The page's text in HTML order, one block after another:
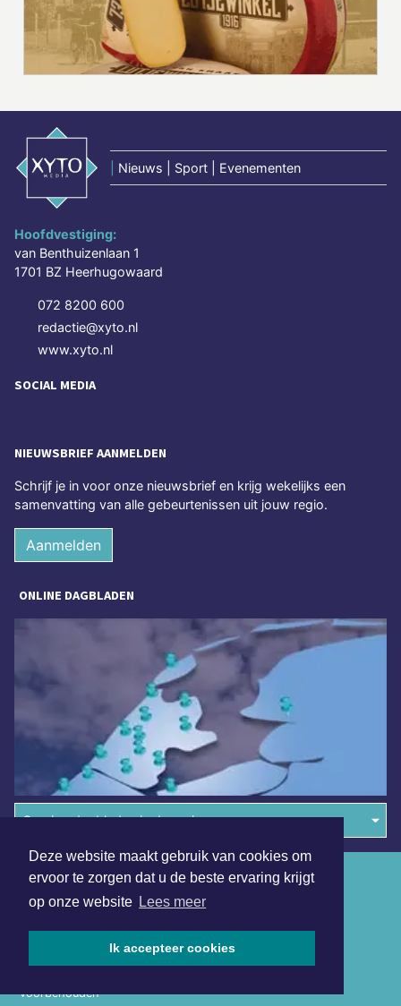
Deze website maakt gebruik van cookies om
ervoor te zorgen dat u de beste ervaring krijgt
op onze website Lees meer
Ik accepteer cookies
Nieuws | Sport | Evenementen
Hoofdvestiging:
van Benthuizenlaan 1
1701 BZ Heerhugowaard
072 8200 600
redactie@xyto.nl
www.xyto.nl
SOCIAL MEDIA
NIEUWSBRIEF AANMELDEN
Schrijf je in voor onze nieuwsbrief en krijg wekelijks een
samenvatting van alle gebeurtenissen uit jouw regio.
Aanmelden
ONLINE DAGBLADEN
Overige dagbladen in de regio
voorbehouden
Algemene voorwaarden
Disclaimer